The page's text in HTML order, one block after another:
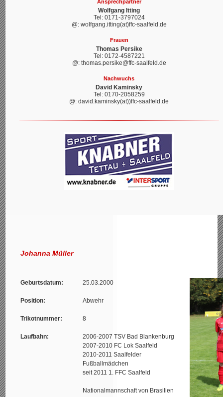
Ansprechpartner
Wolfgang Itting
Tel: 0171-3797024
@: wolfgang.itting(at)ffc-saalfeld.de
Frauen
Thomas Persike
Tel: 0172-4587221
@: thomas.persike@ffc-saalfeld.de
Nachwuchs
David Kaminsky
Tel: 0170-2058259
@: david.kaminsky(at))ffc-saalfeld.de
Johanna Müller
Geburtsdatum:
Position:
Trikotnummer:
Laufbahn:
25.03.2000
Abwehr
8
2006-2007 TSV Bad Blankenburg
2007-2010 FC Lok Saalfeld
2010-2011 Saalfelder
Fußballmädchen
seit 2011 1. FFC Saalfeld
Nationalmannschaft von Brasilien